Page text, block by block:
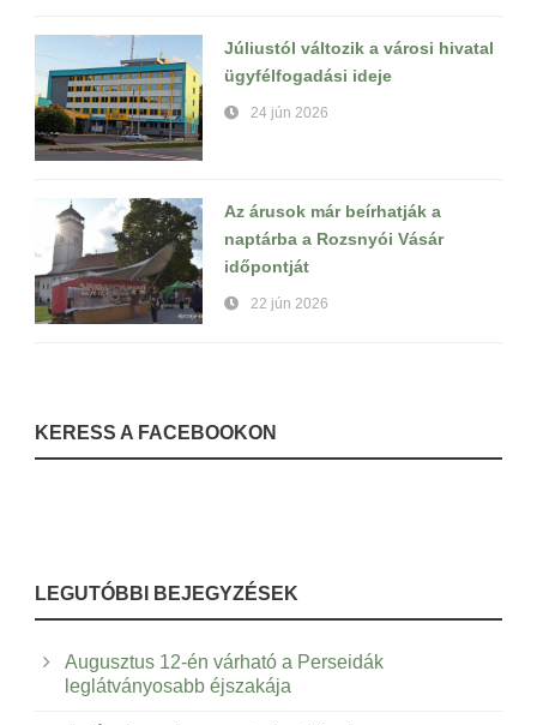
Júliustól változik a városi hivatal
ügyfélfogadási ideje
24 jún 2026
Az árusok már beírhatják a
naptárba a Rozsnyói Vásár
időpontját
22 jún 2026
KERESS A FACEBOOKON
LEGUTÓBBI BEJEGYZÉSEK
Augusztus 12-én várható a Perseidák
leglátványosabb éjszakája